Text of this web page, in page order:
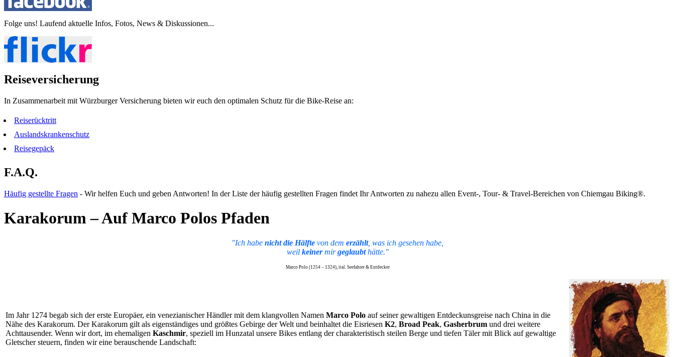
Folge uns! Laufend aktuelle Infos, Fotos, News & Diskussionen...
Reiseversicherung
In Zusammenarbeit mit Würzburger Versicherung bieten wir euch den optimalen Schutz für die Bike-Reise an:
Reiserücktritt
Auslandskrankenschutz
Reisegepäck
F.A.Q.
Häufig gestellte Fragen - Wir helfen Euch und geben Antworten! In der Liste der häufig gestellten Fragen findet Ihr Antworten zu nahezu allen Event-, Tour- & Travel-Bereichen von Chiemgau Biking®.
Karakorum – Auf Marco Polos Pfaden
"Ich habe nicht die Hälfte von dem erzählt, was ich gesehen habe,
weil keinermirgeglaubthätte."
Marco Polo (1254 – 1324), ital. Seefahrer & Entdecker
Im Jahr 1274 begab sich der erste Europäer, ein venezianischer Händler mit dem klangvollen Namen Marco Polo auf seiner gewaltigen Entdeckunsgreise nach China in die
Nähe des Karakorum. Der Karakorum gilt als eigenständiges und größtes Gebirge der Welt und beinhaltet die Eisriesen K2, Broad Peak, Gasherbrum und drei weitere
Achttausender. Wenn wir dort, im ehemaligen Kaschmir, speziell im Hunzatal unsere Bikes entlang der charakteristisch steilen Berge und tiefen Täler mit Blick auf gewaltige
Gletscher steuern, finden wir eine berauschende Landschaft: